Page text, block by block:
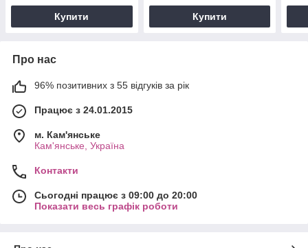
Купити Купити
Про нас
96% позитивних з 55 відгуків за рік
Працює з 24.01.2015
м. Кам'янське
Кам'янське, Україна
Контакти
Сьогодні працює з 09:00 до 20:00
Показати весь графік роботи